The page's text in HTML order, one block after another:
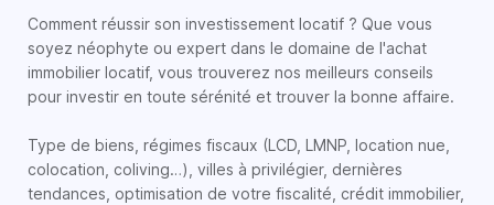
Comment réussir son investissement locatif ? Que vous
soyez néophyte ou expert dans le domaine de l'achat
immobilier locatif, vous trouverez nos meilleurs conseils
pour investir en toute sérénité et trouver la bonne affaire.
Type de biens, régimes fiscaux (LCD, LMNP, location nue,
colocation, coliving…), villes à privilégier, dernières
tendances, optimisation de votre fiscalité, crédit immobilier,